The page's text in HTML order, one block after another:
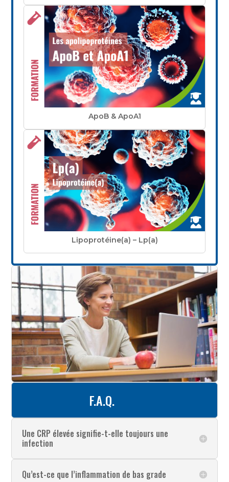
ApoB & ApoA1
Lipoprotéine(a) – Lp(a)
F.A.Q.
Une CRP élevée signifie-t-elle toujours une
infection
Qu’est-ce que l’inflammation de bas grade